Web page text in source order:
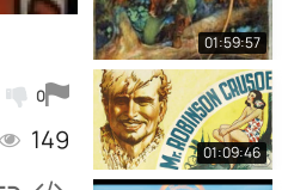
0
149
01:59:57
01:09:46